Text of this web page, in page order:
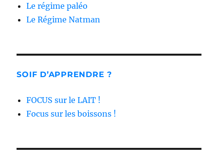
Le régime paléo
Le Régime Natman
SOIF D’APPRENDRE ?
FOCUS sur le LAIT !
Focus sur les boissons !